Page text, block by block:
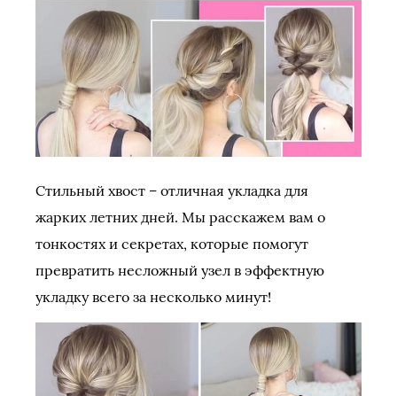
Стильный хвост – отличная укладка для
жарких летних дней. Мы расскажем вам о
тонкостях и секретах, которые помогут
превратить несложный узел в эффектную
укладку всего за несколько минут!